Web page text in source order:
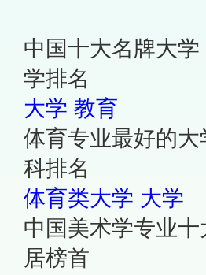
中国十大名牌大
学排名
大学 教育
体育专业最好的
科排名
体育类大学 大学
中国美术学专业
居榜首